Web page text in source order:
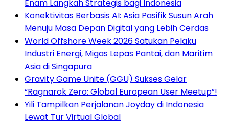
Enam Langkah Strategis bagi Indonesia
Konektivitas Berbasis AI: Asia Pasifik Susun Arah
Menuju Masa Depan Digital yang Lebih Cerdas
World Offshore Week 2026 Satukan Pelaku
Industri Energi, Migas Lepas Pantai, dan Maritim
Asia di Singapura
Gravity Game Unite (GGU) Sukses Gelar
“Ragnarok Zero: Global European User Meetup”!
Yili Tampilkan Perjalanan Joyday di Indonesia
Lewat Tur Virtual Global